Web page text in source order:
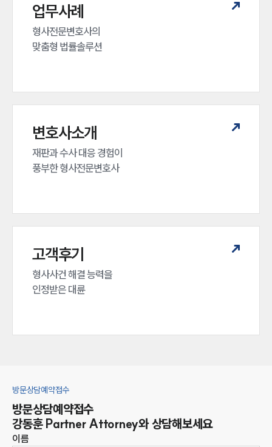
업무사례
형사전문변호사의
맞춤형 법률솔루션
변호사소개
재판과 수사 대응 경험이
풍부한 형사전문변호사
고객후기
형사사건 해결 능력을
인정받은 대륜
방문상담예약접수
방문상담예약접수
강동훈 Partner Attorney와 상담해보세요
이름